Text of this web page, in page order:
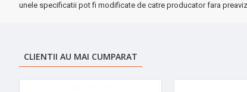
unele specificatii pot fi modificate de catre producator fara
CLIENTII AU MAI CUMPARAT